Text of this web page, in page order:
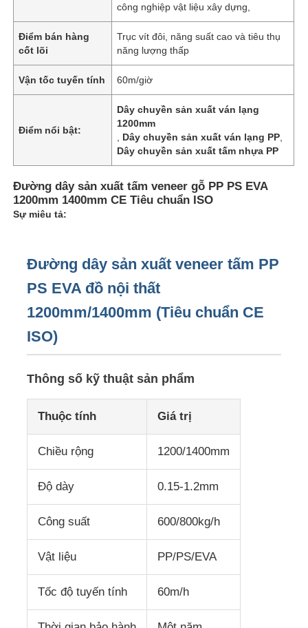
Sản phẩm
Về chúng tôi
Chuyến tham quan nhà máy
Kiểm soát chất lượng
Liên hệ với chúng tôi
Tin tức
Yêu cầu báo giá
dây chuyền ép tấm thú cưng
công nghiệp vật liệu xây dựng,
Điểm bán hàng
cốt lõi
Trục vít đôi, năng suất cao và tiêu thụ
năng lượng thấp
Vận tốc tuyến tính 60m/giờ
Điểm nổi bật:
Dây chuyền sản xuất ván lạng
1200mm
Dây chuyền sản xuất ván lạng PP
Dây chuyền sản xuất tấm nhựa PP
Đường dây sản xuất tấm veneer gỗ PP PS EVA
1200mm 1400mm CE Tiêu chuẩn ISO
Sự miêu tả:
Đường dây sản xuất veneer tấm PP
PS EVA đồ nội thất
1200mm/1400mm (Tiêu chuẩn CE
ISO)
Thông số kỹ thuật sản phẩm
Thuộc tính Giá trị
Chiều rộng 1200/1400mm
Độ dày 0.15-1.2mm
Công suất 600/800kg/h
Vật liệu PP/PS/EVA
Tốc độ tuyến tính 60m/h